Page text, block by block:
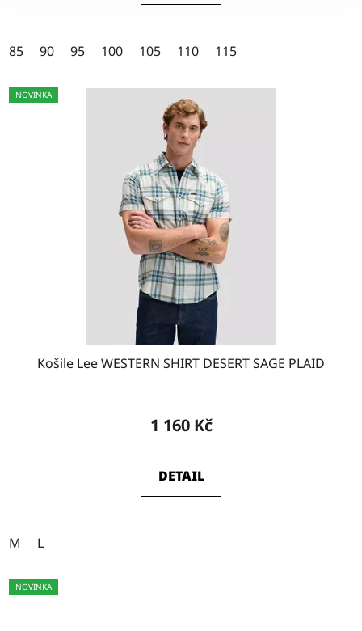
hvězdiček.
85 90 95 100 105 110 115
NOVINKA
Košile Lee WESTERN SHIRT DESERT SAGE PLAID
1 160 Kč
DETAIL
M L
NOVINKA